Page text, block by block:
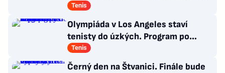
Síni slávy na Štvanici
Tenis
Olympiáda v Los Angeles staví
tenisty do úzkých. Program po
Wimbledonu mnohé z nich nepotěší
Tenis
Černý den na Štvanici. Finále bude